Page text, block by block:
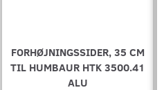
FORHØJNINGSSIDER, 35 CM
TIL HUMBAUR HTK 3500.41
ALU